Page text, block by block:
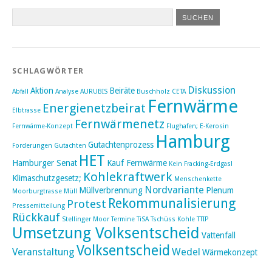
SCHLAGWÖRTER
Abfall Aktion Analyse AURUBIS Beiräte Buschholz CETA Diskussion
Elbtrasse Energienetzbeirat Fernwärme
Fernwärme-Konzept Fernwärmenetz Flughafen; E-Kerosin
Forderungen Gutachten Gutachtenprozess Hamburg
Hamburger Senat HET Kauf Fernwärme Kein Fracking-Erdgas!
Klimaschutzgesetz; Kohlekraftwerk Menschenkette
Moorburgtrasse Müll Müllverbrennung Nordvariante Plenum
Pressemitteilung Protest Rekommunalisierung
Rückkauf Stellinger Moor Termine TiSA Tschüss Kohle TTIP
Umsetzung Volksentscheid Vattenfall
Veranstaltung Volksentscheid Wedel Wärmekonzept